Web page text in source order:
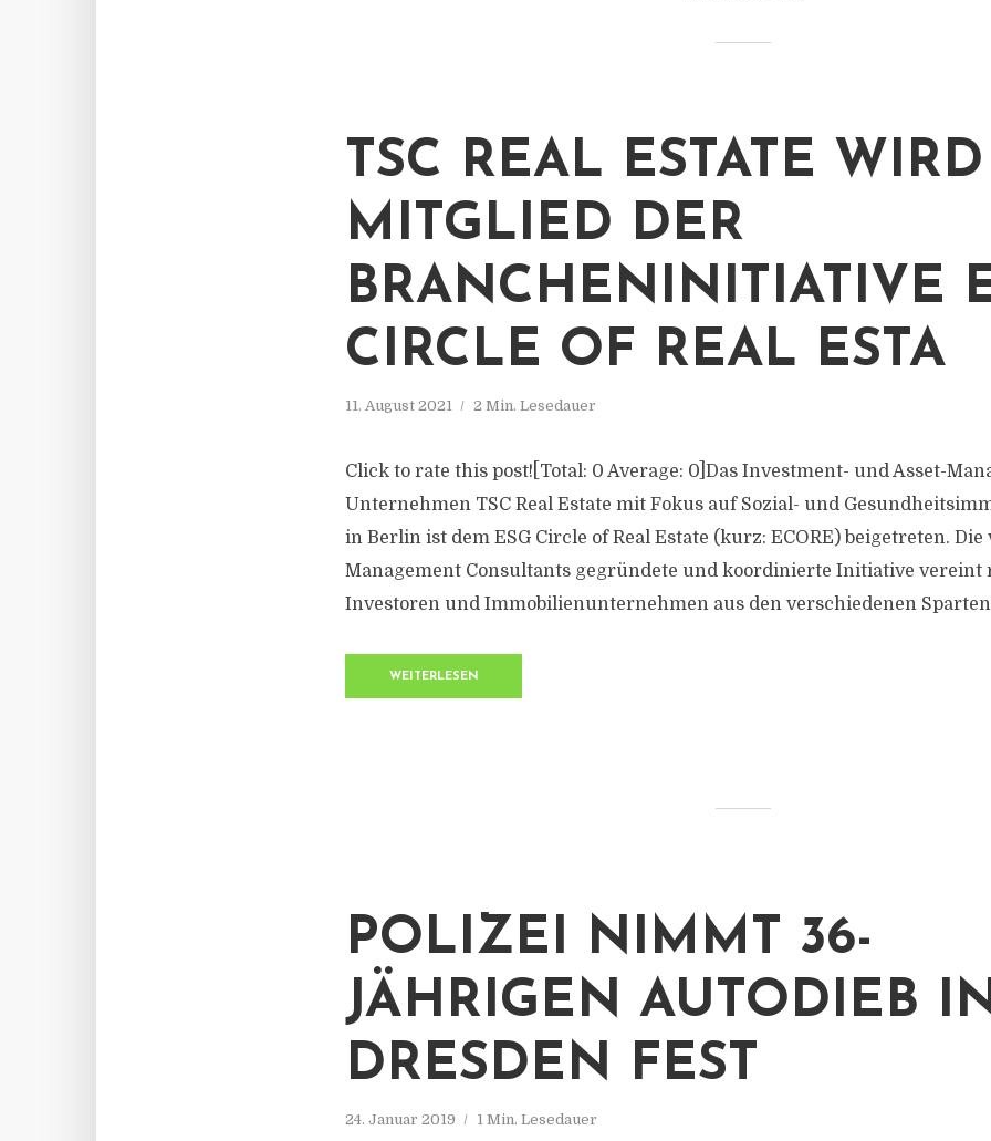
TSC REAL ESTATE WIRD
MITGLIED DER
BRANCHENINITIATIVE
CIRCLE OF REAL ESTA
11. August 2021 2 Min. Lesedauer
Click to rate this post![Total: 0 Average: 0]Das Investment- und Asset-
Unternehmen TSC Real Estate mit Fokus auf Sozial- und
in Berlin ist dem ESG Circle of Real Estate (kurz: ECORE) beigetreten. Die
Management Consultants gegründete und koordinierte Initiative vereint
Investoren und Immobilienunternehmen aus den verschiedenen
WEITERLESEN
POLIZEI NIMMT 36-
JÄHRIGEN AUTODIEB
DRESDEN FEST
24. Januar 2019 1 Min. Lesedauer